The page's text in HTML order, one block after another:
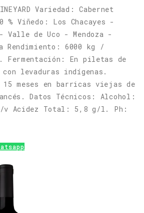
Variedad: Cabernet
% Viñedo: Los Chacayes -
- Valle de Uco - Mendoza -
Rendimiento: 6000 kg /
Fermentación: En piletas de
con levaduras indígenas.
15 meses en barricas viejas de
Datos Técnicos: Alcohol:
v Acidez Total: 5,8 g/l. Ph: